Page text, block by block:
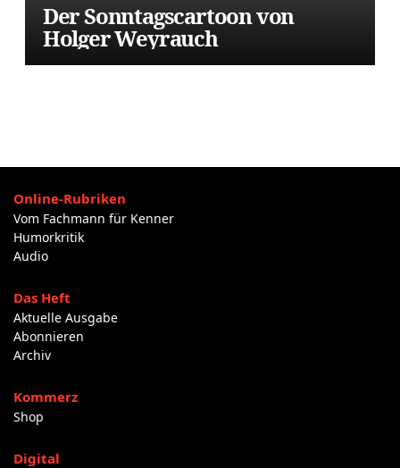
Der Sonntagscartoon von
Holger Weyrauch
Online-Rubriken
Vom Fachmann für Kenner
Humorkritik
Audio
Das Heft
Aktuelle Ausgabe
Abonnieren
Archiv
Kommerz
Shop
Digital